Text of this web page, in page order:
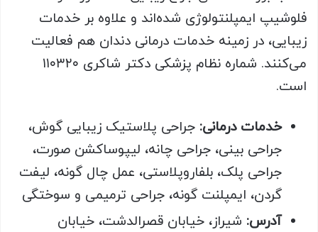
فلوشیپ ایمپلنتولوژی شده‌اند و علاوه بر خدمات
زیبایی، در زمینه خدمات درمانی دندان هم فعالیت
می‌کنند. شماره نظام پزشکی دکتر شاکری ۱۱۰۳۲۰
است.
خدمات درمانی: جراحی پلاستیک زیبایی گوش،
جراحی بینی، جراحی چانه، لیپوساکشن صورت،
جراحی پلک، بلفاروپلاستی، عمل چال گونه، لیفت
گردن، ایمپلنت گونه، جراحی ترمیمی و سوختگی
آدرس: شیراز، خیابان قصرالدشت، خیابان